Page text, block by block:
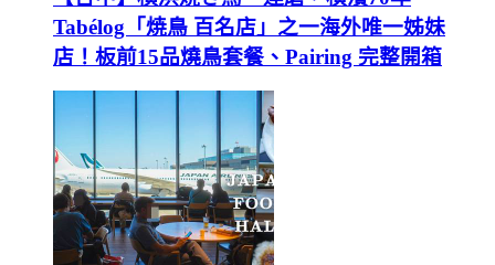
Tabélog「焼鳥 百名店」之一海外唯一姊妹
店！板前15品燒鳥套餐、Pairing 完整開箱